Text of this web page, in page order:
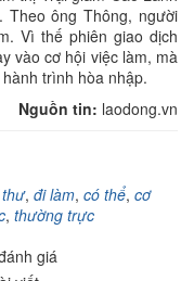
Theo ông Thông, người
Vì thế phiên giao dịch
vào cơ hội việc làm, mà
trình hòa nhập.
Nguồn tin: laodong.vn
, đi làm, có thể, cơ
, thường trực
giá